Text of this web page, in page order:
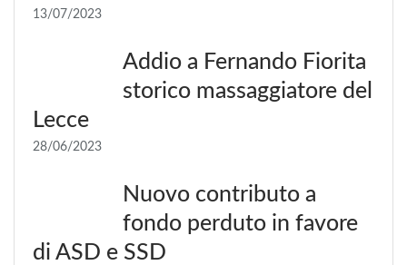
13/07/2023
Addio a Fernando Fiorita
storico massaggiatore del
Lecce
28/06/2023
Nuovo contributo a
fondo perduto in favore
di ASD e SSD